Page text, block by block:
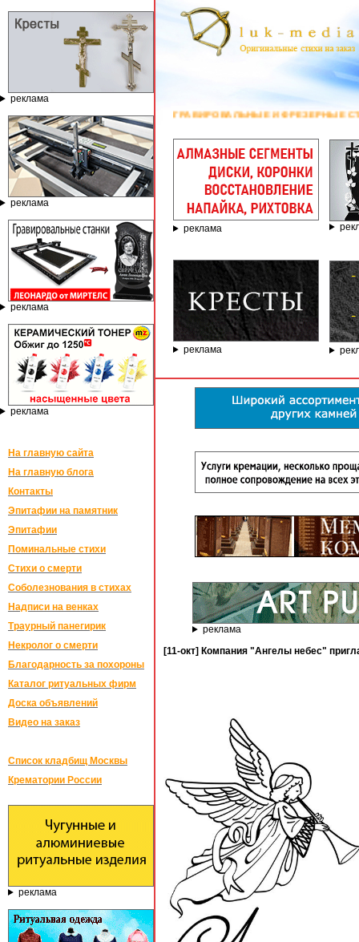
реклама
реклама
реклама
реклама
На главную сайта
На главную блога
Контакты
Эпитафии на памятник
Эпитафии
Поминальные стихи
Стихи о смерти
Соболезнования в стихах
Надписи на венках
Траурный панегирик
Некролог о смерти
Благодарность за похороны
Каталог ритуальных фирм
Доска объявлений
Видео на заказ
Список кладбищ Москвы
Крематории России
реклама
ГРАВИРОВАЛЬНЫЕ И ФРЕЗЕРНЫЕ СТАНКИ ПО
реклама
реклама
реклама
[11-окт] Компания "Ангелы небес"